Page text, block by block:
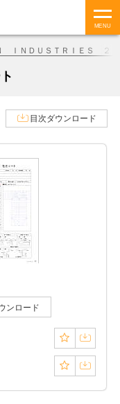
MENU
ＩＮＤＵＳＴＲＩＥＳ ２
目次ダウンロード
ンロード